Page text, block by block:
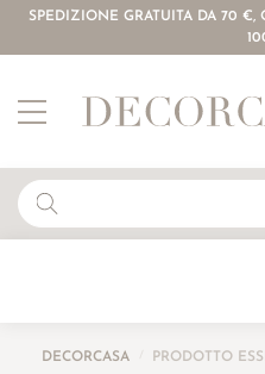
SPEDIZIONE GRATUITA DA 70 €,
DECORCASA PRODOTTO